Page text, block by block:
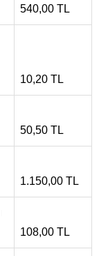
540,00 TL
10,20 TL
50,50 TL
1.150,00 TL
108,00 TL